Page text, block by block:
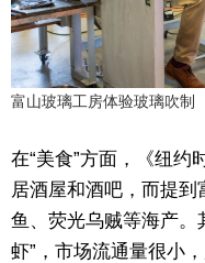
富山玻璃工房体验玻璃吹制
在“美食”方面，《纽约
居酒屋和酒吧，而提
鱼、荧光乌贼等海产。
虾”，市场流通量很小